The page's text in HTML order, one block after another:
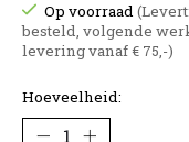
Op voorraad
besteld, volgende
levering vanaf € 75,-)
Hoeveelheid: